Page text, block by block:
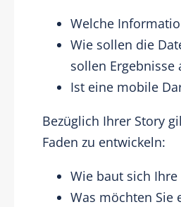
Welche
Wie sollen die
sollen
Ist eine mobile
Bezüglich Ihrer Story
Faden zu entwickeln:
Wie baut sich Ihre
Was möchten Sie